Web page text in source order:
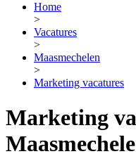
Home
>
Vacatures
>
Maasmechelen
>
Marketing vacatures
Marketing